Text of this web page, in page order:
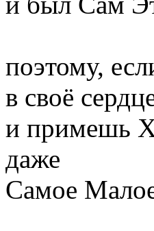
поэтому,
в своё
и примешь
даже
Самое